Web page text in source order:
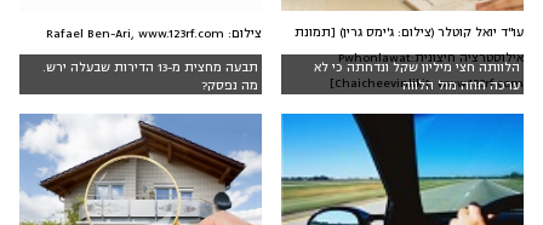
הלוותה חצי מיליון שקל ונדחתה כי לא
ערכה חוזה מול הלווה
עו"ד יואל קוטלר (צילום: ג'ימס גרין) [תמונת
אילוסטרציה חיצונית:Pwhonlawat
Chaicheevinlikit, www.123rf.com]
תבעה מחצית מ-13 הדירות שבעלה ירש.
מה נפסק?
צילום: Rafael Ben-Ari, www.123rf.com